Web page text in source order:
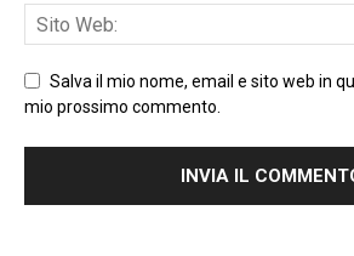
Salva il mio nome, email e sito web in
mio prossimo commento.